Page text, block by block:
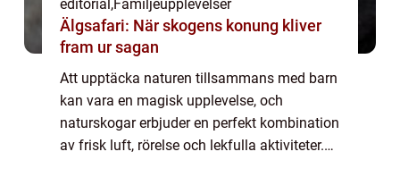
editorial,Familjeupplevelser
Älgsafari: När skogens konung kliver
fram ur sagan
Att upptäcka naturen tillsammans med barn
kan vara en magisk upplevelse, och
naturskogar erbjuder en perfekt kombination
av frisk luft, rörelse och lekfulla aktiviteter.